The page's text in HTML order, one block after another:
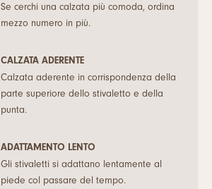
Se cerchi una calzata più comoda, ordina
mezzo numero in più.
CALZATA ADERENTE
Calzata aderente in corrispondenza della
parte superiore dello stivaletto e della
punta.
ADATTAMENTO LENTO
Gli stivaletti si adattano lentamente al
piede col passare del tempo.